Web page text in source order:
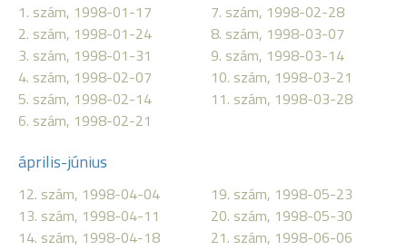
1. szám, 1998-01-17
2. szám, 1998-01-24
3. szám, 1998-01-31
4. szám, 1998-02-07
5. szám, 1998-02-14
6. szám, 1998-02-21
7. szám, 1998-02-28
8. szám, 1998-03-07
9. szám, 1998-03-14
10. szám, 1998-03-21
11. szám, 1998-03-28
április-június
12. szám, 1998-04-04
13. szám, 1998-04-11
14. szám, 1998-04-18
19. szám, 1998-05-23
20. szám, 1998-05-30
21. szám, 1998-06-06